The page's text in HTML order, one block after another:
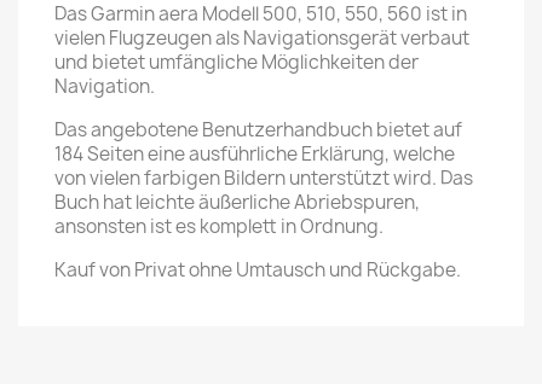
Das Garmin aera Modell 500, 510, 550, 560 ist in
vielen Flugzeugen als Navigationsgerät verbaut
und bietet umfängliche Möglichkeiten der
Navigation.
Das angebotene Benutzerhandbuch bietet auf
184 Seiten eine ausführliche Erklärung, welche
von vielen farbigen Bildern unterstützt wird. Das
Buch hat leichte äußerliche Abriebspuren,
ansonsten ist es komplett in Ordnung.
Kauf von Privat ohne Umtausch und Rückgabe.